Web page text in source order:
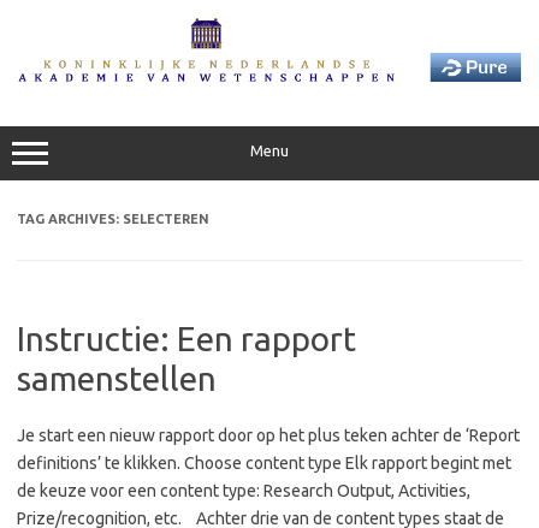
Menu
TAG ARCHIVES: SELECTEREN
Instructie: Een rapport
samenstellen
Je start een nieuw rapport door op het plus teken achter de ‘Report
definitions’ te klikken. Choose content type Elk rapport begint met
de keuze voor een content type: Research Output, Activities,
Prize/recognition, etc. Achter drie van de content types staat de